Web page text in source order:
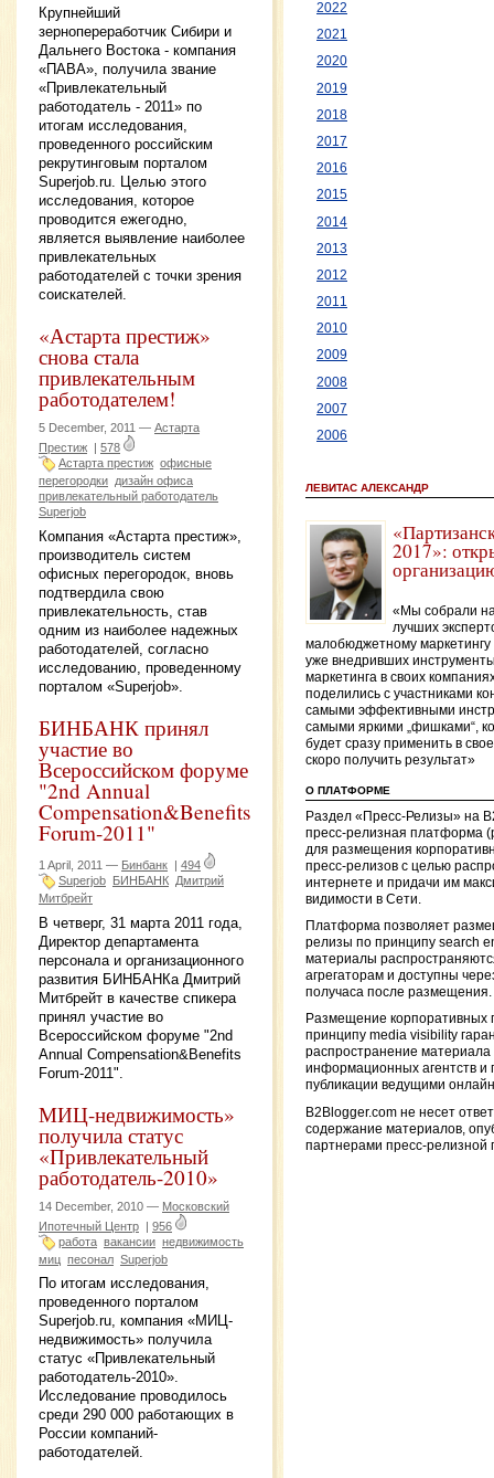
Крупнейший
зернопереработчик Сибири и
Дальнего Востока - компания
«ПАВА», получила звание
«Привлекательный
работодатель - 2011» по
итогам исследования,
проведенного российским
рекрутинговым порталом
Superjob.ru. Целью этого
исследования, которое
проводится ежегодно,
является выявление наиболее
привлекательных
работодателей с точки зрения
соискателей.
«Астарта престиж»
снова стала
привлекательным
работодателем!
5 December, 2011 — Астарта
Престиж | 578
Астарта престиж офисные
перегородки дизайн офиса
привлекательный работодатель
Superjob
Компания «Астарта престиж»,
производитель систем
офисных перегородок, вновь
подтвердила свою
привлекательность, став
одним из наиболее надежных
работодателей, согласно
исследованию, проведенному
порталом «Superjob».
БИНБАНК принял
участие во
Всероссийском форуме
"2nd Annual
Compensation&Benefits
Forum-2011"
1 April, 2011 — Бинбанк
494
Superjob
БИНБАНК Дмитрий
Митбрейт
В четверг, 31 марта 2011 года,
Директор департамента
персонала и организационного
развития БИНБАНКа Дмитрий
Митбрейт в качестве спикера
принял участие во
Всероссийском форуме "2nd
Annual Compensation&Benefits
Forum-2011".
МИЦ-недвижимость»
получила статус
«Привлекательный
работодатель-2010»
14 December, 2010 — Московский
Ипотечный Центр | 956
работа вакансии недвижимость
миц песонал Superjob
По итогам исследования,
проведенного порталом
Superjob.ru, компания «МИЦ-
недвижимость» получила
статус «Привлекательный
работодатель-2010».
Исследование проводилось
среди 290 000 работающих в
России компаний-
работодателей.
2022
2021
2020
2019
2018
2017
2016
2015
2014
2013
2012
2011
2010
2009
2008
2007
2006
ЛЕВИТАС АЛЕКСАНДР
2017»:
«Мы собрали
лучших
малобюджетному маркетингу
уже внедривших
маркетинга в своих
поделились с участниками
самыми эффективными
самыми яркими „фишками“,
будет сразу применить в
скоро получить результат»
О ПЛАТФОРМЕ
Раздел «Пресс-Релизы» на
пресс-релизная платформа
для размещения
пресс-релизов с целью
интернете и придачи им
видимости в Сети.
Платформа позволяет
релизы по принципу search
материалы
агрегаторам и доступны
получаса после размещения.
Размещение корпоративных
принципу media visibility
распространение материала
информационных агентств и
публикации ведущими
B2Blogger.com не несет
содержание материалов,
партнерами пресс-